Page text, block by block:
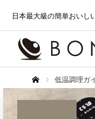
日本最大級の簡単おいし
ホーム
低温調理ガ